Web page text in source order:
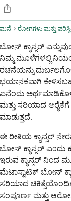
ಮನೆ ರೋಗಗಳು ಮತ್ತು
ಬೋನ್ ಕ್ಯಾನ್ಸರ್
ನಿಮ್ಮ ಮೂಳೆಗಳಲ್ಲಿ
ರಚನೆಯನ್ನು
ಭಯಾನಕವಾಗಿ
ಏನೆಂದು
ಮತ್ತು ಸರಿಯಾದ
ಮಾಡುತ್ತದೆ.
ಈ ರೀತಿಯ ಕ್ಯಾನ್ಸರ್
ಬೋನ್ ಕ್ಯಾನ್ಸರ್ ಎಂದು
ಇರುವ ಕ್ಯಾನ್ಸರ್ ನಿಂದ
ಮೆಟಾಸ್ಟಾಟಿಕ್ ಬೋನ್
ಸರಿಯಾದ
ಸಂಪೂರ್ಣ ಮತ್ತು